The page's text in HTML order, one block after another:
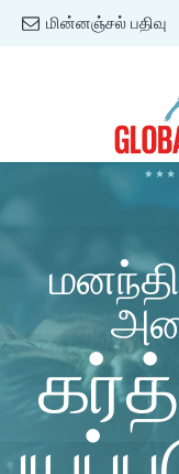
மின்னஞ்சல் பதிவு